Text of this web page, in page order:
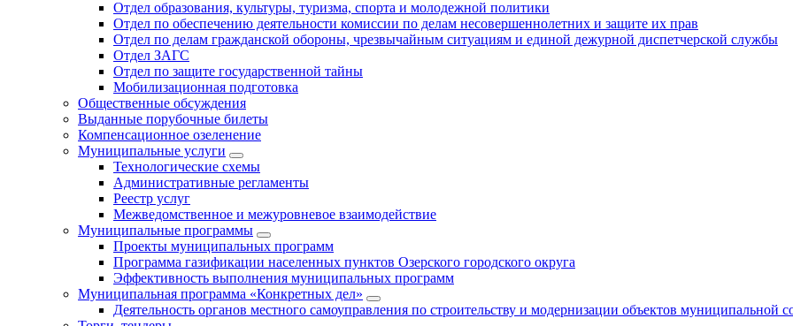
Отдел образования, культуры, туризма, спорта и молодежной политики
Отдел по обеспечению деятельности комиссии по делам несовершеннолетних и защите их прав
Отдел по делам гражданской обороны, чрезвычайным ситуациям и единой дежурной диспетчерской службы
Отдел ЗАГС
Отдел по защите государственной тайны
Мобилизационная подготовка
Общественные обсуждения
Выданные порубочные билеты
Компенсационное озеленение
Муниципальные услуги
Технологические схемы
Административные регламенты
Реестр услуг
Межведомственное и межуровневое взаимодействие
Муниципальные программы
Проекты муниципальных программ
Программа газификации населенных пунктов Озерского городского округа
Эффективность выполнения муниципальных программ
Муниципальная программа «Конкретных дел»
Деятельность органов местного самоуправления по строительству и модернизации объектов муниципальной